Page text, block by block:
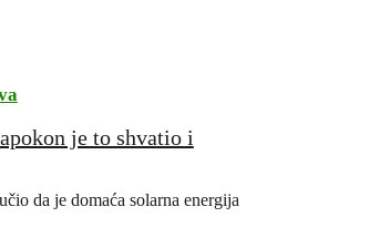
je to shvatio i
da je domaća solarna energija